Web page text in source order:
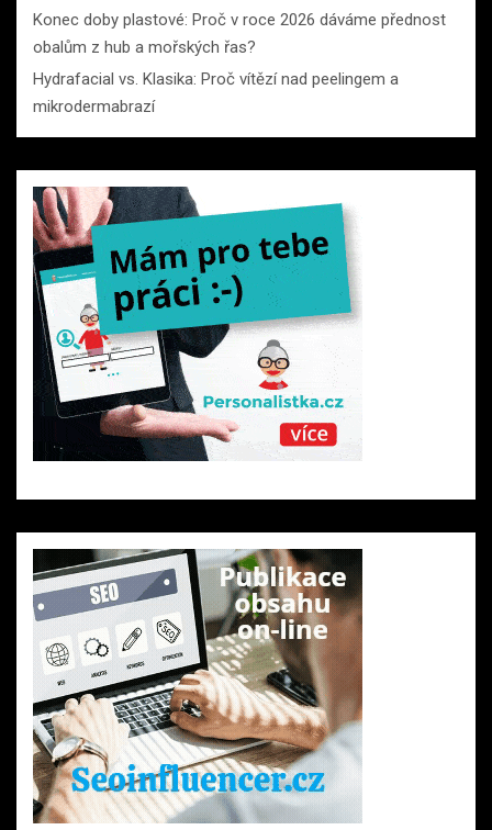
Konec doby plastové: Proč v roce 2026 dáváme přednost
obalům z hub a mořských řas?
Hydrafacial vs. Klasika: Proč vítězí nad peelingem a
mikrodermabrazí